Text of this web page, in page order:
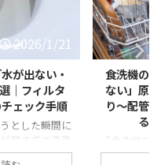
2026/1/21
ラー・水が抜け
フィルター詰ま
まで自分ででき
を徹底解説
に、なぜか途中で
運転が終わっても
【冬
「弱
は？
寒い季
が弱い